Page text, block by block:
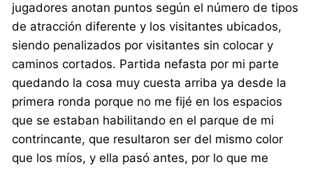
jugadores anotan puntos según el número de tipos
de atracción diferente y los visitantes ubicados,
siendo penalizados por visitantes sin colocar y
caminos cortados. Partida nefasta por mi parte
quedando la cosa muy cuesta arriba ya desde la
primera ronda porque no me fijé en los espacios
que se estaban habilitando en el parque de mi
contrincante, que resultaron ser del mismo color
que los míos, y ella pasó antes, por lo que me